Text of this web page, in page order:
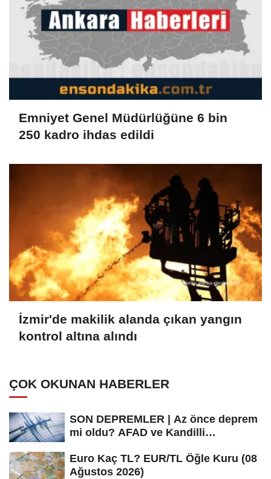
Emniyet Genel Müdürlüğüne 6 bin
250 kadro ihdas edildi
İzmir'de makilik alanda çıkan yangın
kontrol altına alındı
ÇOK OKUNAN HABERLER
SON DEPREMLER | Az önce deprem
mi oldu? AFAD ve Kandilli
Euro Kaç TL? EUR/TL Öğle Kuru (08
Ağustos 2026)